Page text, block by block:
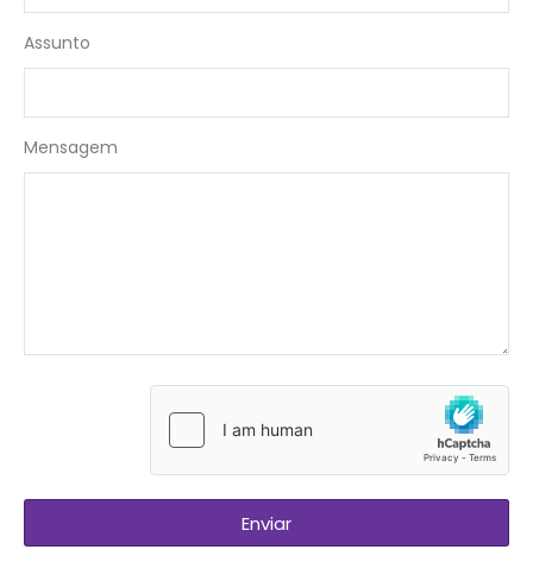
Assunto
Mensagem
Enviar